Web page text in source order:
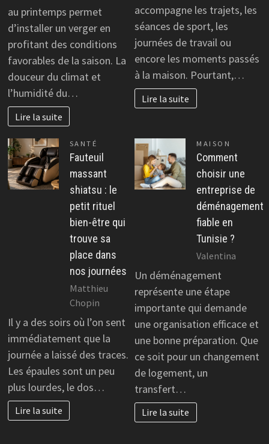
au printemps permet
d’installer un verger en
profitant des conditions
favorables de la saison. La
douceur du climat et
l’humidité du…
Lire la suite
accompagne les trajets, les
séances de sport, les
journées de travail ou
encore les moments passés
à la maison. Pourtant,…
Lire la suite
SANTÉ
Fauteuil
massant
shiatsu : le
petit rituel
bien-être qui
trouve sa
place dans
nos journées
Matthieu
Chopin
Il y a des soirs où l’on sent
immédiatement que la
journée a laissé des traces.
Les épaules sont un peu
plus lourdes, le dos…
Lire la suite
MAISON
Comment
choisir une
entreprise de
déménagement
fiable en
Tunisie ?
Valentina
Un déménagement
représente une étape
importante qui demande
une organisation efficace et
une bonne préparation. Que
ce soit pour un changement
de logement, un
transfert…
Lire la suite